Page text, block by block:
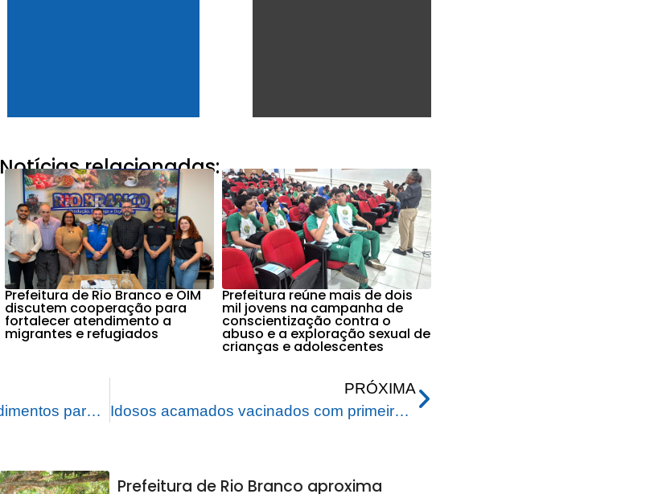
Notícias relacionadas:
Prefeitura de Rio Branco e OIM
discutem cooperação para
fortalecer atendimento a
migrantes e refugiados
Prefeitura reúne mais de dois
mil jovens na campanha de
conscientização contra o
abuso e a exploração sexual de
crianças e adolescentes
Documento que informa rendimentos para declaração do imposto de renda está disponível para os aposentados e pensionistas do Instituto de Rio Branco
PRÓXIMA
Idosos acamados vacinados com primeira dose contra a covid-19 não precisam agendar a segunda
Prefeitura de Rio Branco aproxima